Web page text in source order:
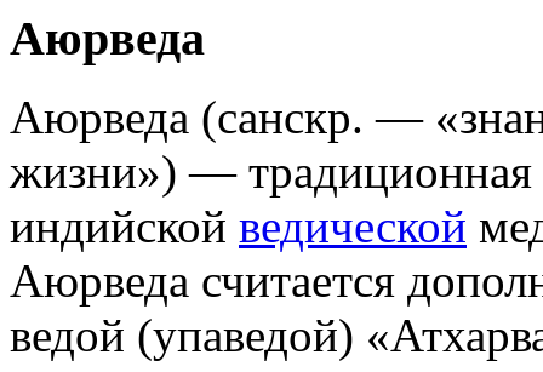
Аюрведа
Аюрведа (санскр. —
жизни») — традиционная
индийской ведической
Аюрведа считается
ведой (упаведой)